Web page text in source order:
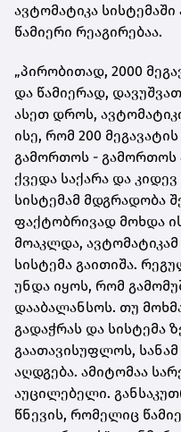
ავტომატიკა
წამიერი რეაგირებაა.
„პირობითად, 2000
და წამიერად,
ასეთ დროს,
ისე, რომ 200
გამორთოს - გამორთოს
ქვედა საქარა და
სისტემამ მდგრადობა
ფაქტობრივად მოხდა
მოაკლდა,
სისტემა გაითიშა.
უნდა იყოს, რომ
დააბალანსოს. თუ
გადაჭრას და სისტემა
გაათავისუფლოს,
აღდგება. ამიტომაა
აუცილებელი.
წნევის, რომელიც